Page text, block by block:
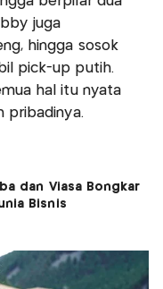
juga
hingga sosok
pick-up putih.
hal itu nyata
pribadinya.
dan Viasa Bongkar
Bisnis